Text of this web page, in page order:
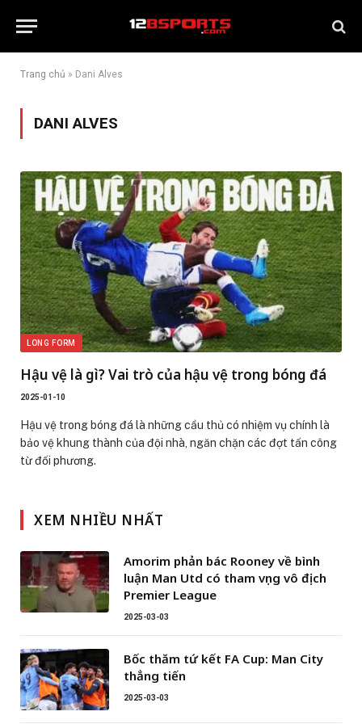
Trang chủ » Dani Alves
DANI ALVES
LONG FORM
Hậu vệ là gì? Vai trò của hậu vệ trong bóng đá
2025-01-10
Hậu vệ trong bóng đá là những cầu thủ có nhiệm vụ chính là
bảo vệ khung thành của đội nhà, ngăn chặn các đợt tấn công
từ đối phương.
XEM NHIỀU NHẤT
Amorim phản bác Rooney về bình
luận Man Utd có tham vọng vô địch
Premier League
2025-03-03
Bốc thăm tứ kết FA Cup: Man City
thẳng tiến
2025-03-03